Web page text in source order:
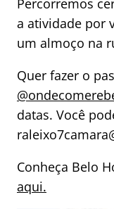
Percorremos
a atividade por
um almoço na
Quer fazer o
datas. Você
Conheça Belo
aqui.